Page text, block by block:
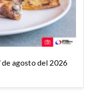
agosto del 2026